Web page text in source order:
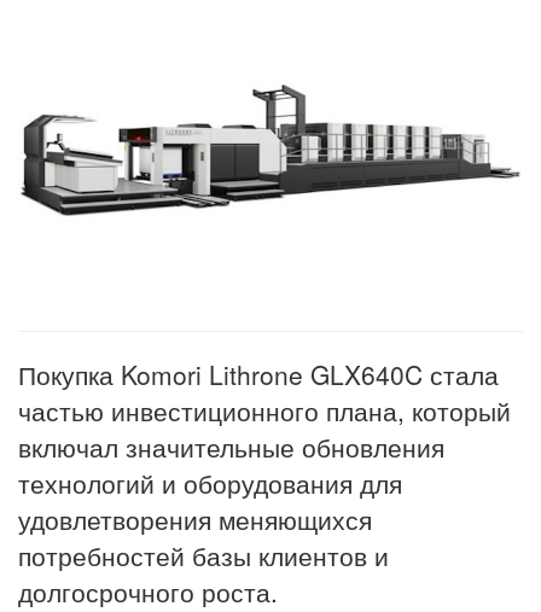
Покупка Komori Lithrone GLX640C стала
частью инвестиционного плана, который
включал значительные обновления
технологий и оборудования для
удовлетворения меняющихся
потребностей базы клиентов и
долгосрочного роста.